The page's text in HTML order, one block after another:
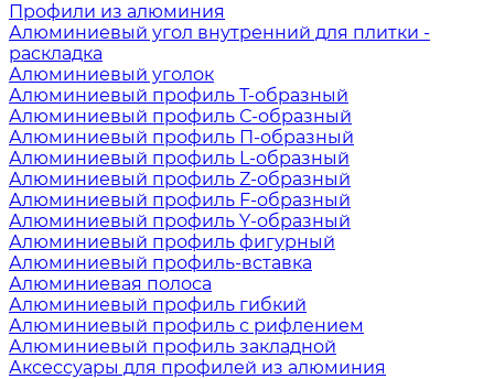
Профили из алюминия
Алюминиевый угол внутренний для плитки -
раскладка
Алюминиевый уголок
Алюминиевый профиль Т-образный
Алюминиевый профиль С-образный
Алюминиевый профиль П-образный
Алюминиевый профиль L-образный
Алюминиевый профиль Z-образный
Алюминиевый профиль F-образный
Алюминиевый профиль Y-образный
Алюминиевый профиль фигурный
Алюминиевый профиль-вставка
Алюминиевая полоса
Алюминиевый профиль гибкий
Алюминиевый профиль с рифлением
Алюминиевый профиль закладной
Аксессуары для профилей из алюминия